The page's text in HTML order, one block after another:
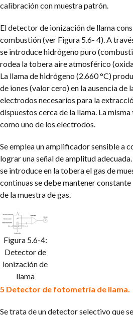
calibración con muestra patrón.
El detector de ionización de llama
combustión (ver Figura 5.6- 4). A
se introduce hidrógeno puro
rodea la tobera aire atmosférico
La llama de hidrógeno (2.660 °C)
de iones (valor cero) en la ausencia de
electrodos necesarios para la
dispuestos cerca de la llama. La
como uno de los electrodos.
Se emplea un amplificador sensible a
lograr una señal de amplitud
se introduce en la tobera el gas de
continuas se debe mantener
de la muestra de gas.
Figura 5.6-4:
Detector de
ionización de
llama
5 Detector de fotometría de llama.
Se trata de un detector selectivo que